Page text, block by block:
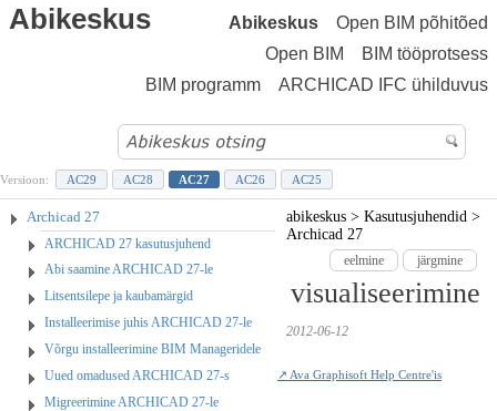
Abikeskus Abikeskus
Open BIM põhitõed
Open BIM
BIM tööprotsess
BIM programm
ARCHICAD IFC ühilduvus
Versioon: AC29 AC28 AC27 AC26 AC25
Archicad 27
ARCHICAD 27 kasutusjuhend
Abi saamine ARCHICAD 27-le
Litsentsilepe ja kaubamärgid
Installeerimise juhis ARCHICAD 27-le
Võrgu installeerimine BIM Manageridele
Uued omadused ARCHICAD 27-s
Migreerimine ARCHICAD 27-le
abikeskus > Kasutusjuhendid >
Archicad 27
eelmine järgmine
visualiseerimine
2012-06-12
↗ Ava Graphisoft Help Centre'is